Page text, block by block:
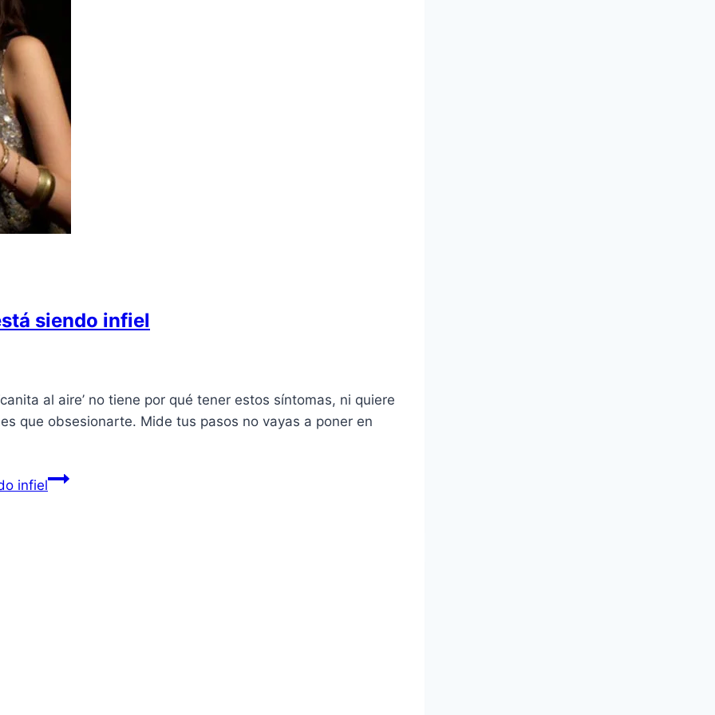
siendo infiel
al aire’ no tiene por qué tener estos síntomas, ni quiere
que obsesionarte. Mide tus pasos no vayas a poner en
infiel